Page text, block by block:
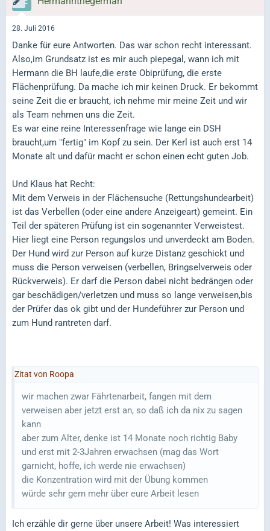
28. Juli 2016
Danke für eure Antworten. Das war schon recht interessant.
Also,im Grundsatz ist es mir auch piepegal, wann ich mit
Hermann die BH laufe,die erste Obiprüfung, die erste
Flächenprüfung. Da mache ich mir keinen Druck. Er bekommt
seine Zeit die er braucht, ich nehme mir meine Zeit und wir
als Team nehmen uns die Zeit.
Es war eine reine Interessenfrage wie lange ein DSH
braucht,um "fertig" im Kopf zu sein. Der Kerl ist auch erst 14
Monate alt und dafür macht er schon einen echt guten Job.
Und Klaus hat Recht:
Mit dem Verweis in der Flächensuche (Rettungshundearbeit)
ist das Verbellen (oder eine andere Anzeigeart) gemeint. Ein
Teil der späteren Prüfung ist ein sogenannter Verweistest.
Hier liegt eine Person regungslos und unverdeckt am Boden.
Der Hund wird zur Person auf kurze Distanz geschickt und
muss die Person verweisen (verbellen, Bringselverweis oder
Rückverweis). Er darf die Person dabei nicht bedrängen oder
gar beschädigen/verletzen und muss so lange verweisen,bis
der Prüfer das ok gibt und der Hundeführer zur Person und
zum Hund rantreten darf.
Zitat von Roopa
wir machen zwar Fährtenarbeit, fangen mit dem
verweisen aber jetzt erst an, so daß ich da nix zu sagen
kann
aber zum Alter, denke ist 14 Monate noch richtig Baby
und erst mit 2-3Jahren erwachsen (mag das Wort
garnicht, hoffe, ich werde nie erwachsen)
die Konzentration wird mit der Übung kommen
würde sehr gern mehr über eure Arbeit lesen
Ich erzähle dir gerne über unsere Arbeit! Was interessiert